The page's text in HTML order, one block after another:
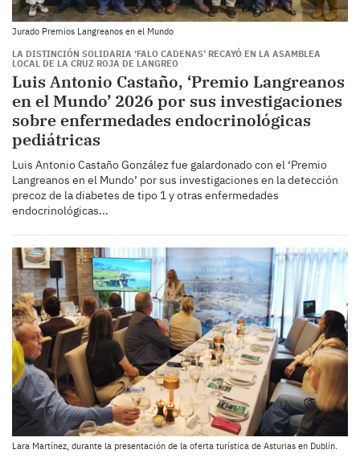
Jurado Premios Langreanos en el Mundo
LA DISTINCIÓN SOLIDARIA ‘FALO CADENAS’ RECAYÓ EN LA ASAMBLEA
LOCAL DE LA CRUZ ROJA DE LANGREO
Luis Antonio Castaño, ‘Premio Langreanos
en el Mundo’ 2026 por sus investigaciones
sobre enfermedades endocrinológicas
pediátricas
Luis Antonio Castaño González fue galardonado con el ‘Premio
Langreanos en el Mundo’ por sus investigaciones en la detección
precoz de la diabetes de tipo 1 y otras enfermedades
endocrinológicas...
Lara Martínez, durante la presentación de la oferta turística de Asturias en Dublín.